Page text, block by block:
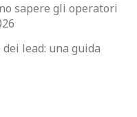
sapere gli operatori
lead: una guida